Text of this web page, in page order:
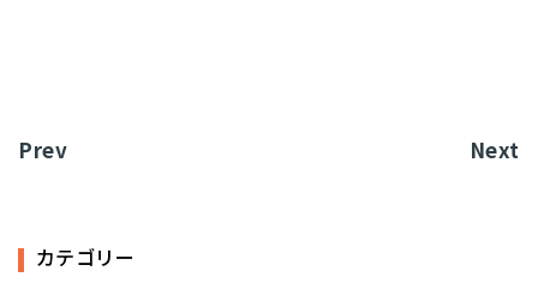
Prev Next
カテゴリー